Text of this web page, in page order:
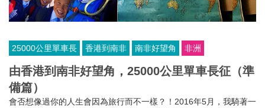
25000公里單車長 香港到南非 南非好望角 非洲
由香港到南非好望角，25000公里單車長征（準
備篇）
會否想像過你的人生會因為旅行而不一樣？！2016年5月，我騎著一